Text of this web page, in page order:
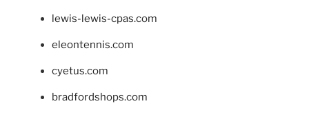
lewis-lewis-cpas.com
eleontennis.com
cyetus.com
bradfordshops.com